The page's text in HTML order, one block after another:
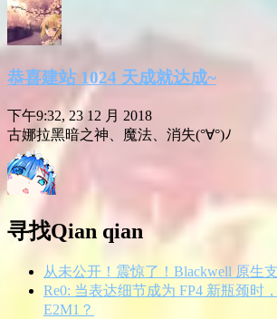
恭喜建站 1024 天成就达成~
下午9:32, 23 12 月 2018
古娜拉黑暗之神、魔法、消失(°∀°)ﾉ
寻找Qian qian
从未公开！震惊了！Blackwell 原生
Re0: 当表达细节成为 FP4 新瓶颈时
E2M1？